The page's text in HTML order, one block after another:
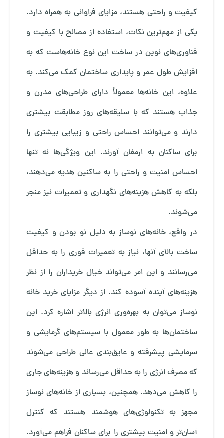
کیفیت و راحتی هستند، مزایای فراوانی به همراه دارد.
یکی از مهم‌ترین نکات، استفاده از مصالح با کیفیت و
فناوری‌های نوین در ساخت این نوع خانه‌هاست که به
افزایش طول عمر و پایداری ساختمان کمک می‌کند. به
علاوه، این خانه‌ها معمولاً دارای طراحی‌های مدرن و
جذاب هستند که با سلیقه‌های روز مطابقت بیشتری
دارند و می‌توانند احساس راحتی و زیبایی بیشتری را
برای ساکنان به ارمغان آورند. این ویژگی‌ها نه تنها
احساس امنیت و راحتی را به ساکنین هدیه می‌دهند،
بلکه به کاهش هزینه‌های نگهداری و تعمیرات نیز منجر
می‌شوند.
در واقع، خانه‌های نوساز به دلیل نو بودن و کیفیت
ساخت بالای آنها، نیاز به تعمیرات فوری را به حداقل
می‌رسانند و این امر می‌تواند خیال خریداران را از نظر
هزینه‌های آینده آسوده کند. از دیگر مزایای خرید خانه
نوساز می‌توان به بهره‌وری انرژی بالاتر اشاره کرد. این
ساختمان‌ها به طور معمول با سیستم‌های گرمایشی و
سرمایشی پیشرفته و عایق‌بندی عالی طراحی می‌شوند
که مصرف انرژی را به حداقل می‌رساند و هزینه‌های جاری
را کاهش می‌دهد. همچنین، بسیاری از خانه‌های نوساز
مجهز به تکنولوژی‌های هوشمند هستند که کنترل
آسان‌تر و امنیت بیشتری را برای ساکنان فراهم می‌آورد.